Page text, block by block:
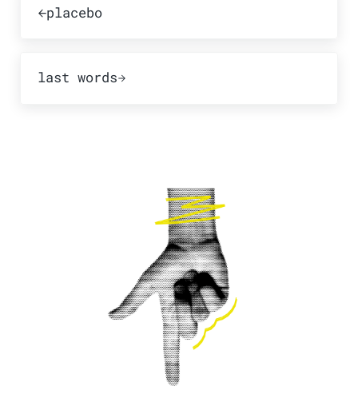
placebo
last words